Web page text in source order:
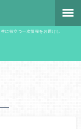
に役立つ一次情報をお届けし